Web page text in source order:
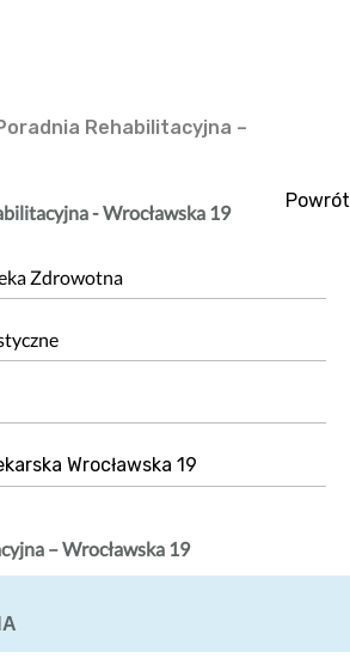
Rehabilitacyjna –
Powrót
- Wrocławska 19
Zdrowotna
Wrocławska 19
– Wrocławska 19